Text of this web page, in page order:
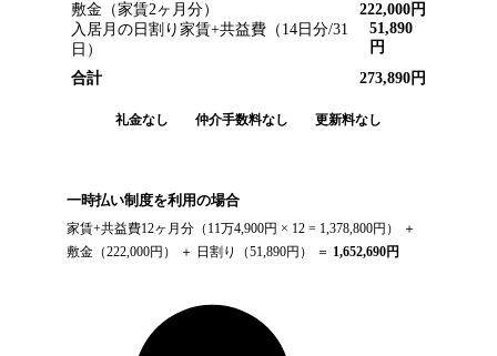
敷金（家賃2ヶ月分） 222,000 円
入居月の日割り家賃+共益費（ 14 日分/31
日）
51,890
円
合計
273,890 円
礼金なし 仲介手数料なし 更新料なし
一時払い制度を利用の場合
家賃+共益費12ヶ月分（ 11万4,900円 × 12 = 1,378,800円） ＋
敷金（222,000円） ＋ 日割り（51,890円） ＝ 1,652,690円